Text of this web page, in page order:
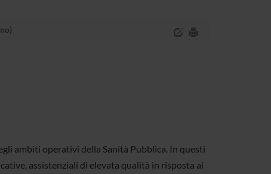
ambiti operativi della Sanità Pubblica. In questi
assistenziali di elevata qualità in risposta ai